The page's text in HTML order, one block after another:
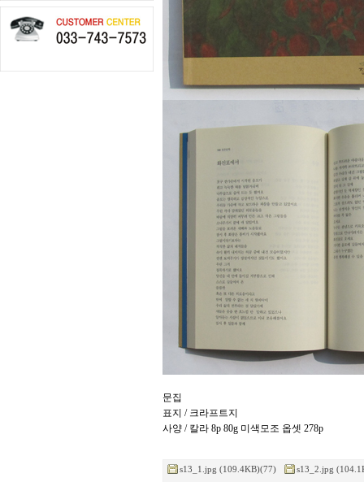
문집
표지 / 크라프트지
사양 / 칼라 8p 80g 미색모조 옵셋 278p
s13_1.jpg (109.4KB)(77) s13_2.jpg